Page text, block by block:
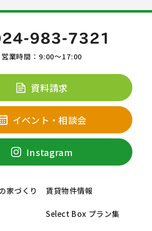
営業時間：9:00～17:00
資料請求
イベント・相談会
Instagram
家づくり 賃貸物件情報
Select Box プラン集